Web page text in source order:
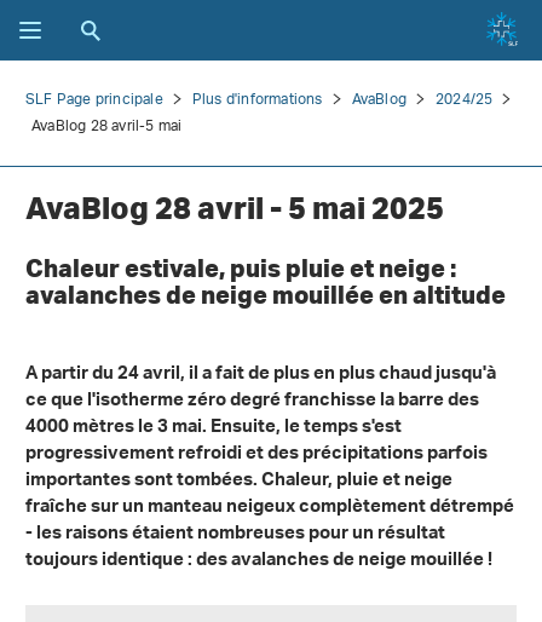
SLF Page principale Plus d'informations AvaBlog
2024/25
AvaBlog 28 avril-5 mai
AvaBlog 28 avril - 5 mai 2025
Chaleur estivale, puis pluie et neige :
avalanches de neige mouillée en altitude
A partir du 24 avril, il a fait de plus en plus chaud jusqu'à
ce que l'isotherme zéro degré franchisse la barre des
4000 mètres le 3 mai. Ensuite, le temps s'est
progressivement refroidi et des précipitations parfois
importantes sont tombées. Chaleur, pluie et neige
fraîche sur un manteau neigeux complètement détrempé
- les raisons étaient nombreuses pour un résultat
toujours identique : des avalanches de neige mouillée !